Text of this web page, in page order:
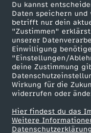
Du kannst
Daten speichern
betrifft nur dein
"Zustimmen"
unserer
Einwilligung
"Einstellungen/
deine Zustimmung
Wirkung für die
widerrufen oder
Hier findest du das
Weitere